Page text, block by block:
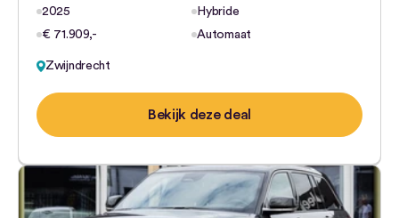
2025
Hybride
€ 71.909,-
Automaat
Zwijndrecht
Bekijk deze deal